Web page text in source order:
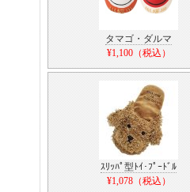
タマゴ・ダルマ
¥1,100（税込）
ｽﾘｯﾊﾟ型ﾄｲ･ﾌﾟｰﾄﾞﾙ
¥1,078（税込）